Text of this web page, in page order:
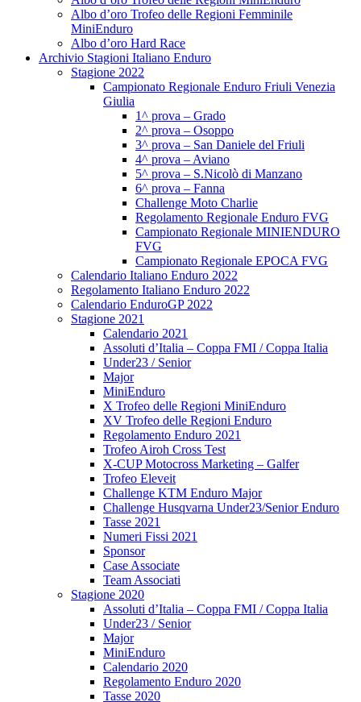
Albo d’oro Trofeo delle Regioni Femminile
MiniEnduro
Albo d’oro Hard Race
Archivio Stagioni Italiano Enduro
Stagione 2022
Campionato Regionale Enduro Friuli Venezia
Giulia
1^ prova – Grado
2^ prova – Osoppo
3^ prova – San Daniele del Friuli
4^ prova – Aviano
5^ prova – S.Nicolò di Manzano
6^ prova – Fanna
Challenge Moto Charlie
Regolamento Regionale Enduro FVG
Campionato Regionale MINIENDURO
FVG
Campionato Regionale EPOCA FVG
Calendario Italiano Enduro 2022
Regolamento Italiano Enduro 2022
Calendario EnduroGP 2022
Stagione 2021
Calendario 2021
Assoluti d’Italia – Coppa FMI / Coppa Italia
Under23 / Senior
Major
MiniEnduro
X Trofeo delle Regioni MiniEnduro
XV Trofeo delle Regioni Enduro
Regolamento Enduro 2021
Trofeo Airoh Cross Test
X-CUP Motocross Marketing – Galfer
Trofeo Eleveit
Challenge KTM Enduro Major
Challenge Husqvarna Under23/Senior Enduro
Tasse 2021
Numeri Fissi 2021
Sponsor
Case Associate
Team Associati
Stagione 2020
Assoluti d’Italia – Coppa FMI / Coppa Italia
Under23 / Senior
Major
MiniEnduro
Calendario 2020
Regolamento Enduro 2020
Tasse 2020